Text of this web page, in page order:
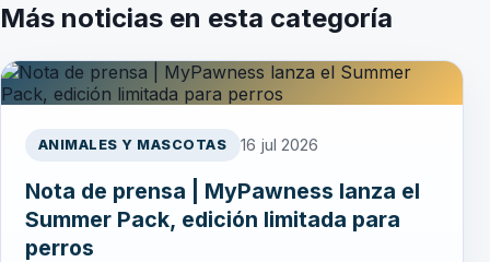
Más noticias en esta categoría
ANIMALES Y MASCOTAS 16 jul 2026
Nota de prensa | MyPawness lanza el
Summer Pack, edición limitada para
perros